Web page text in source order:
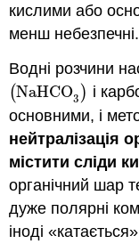
кислими або
менш небезпечні.
Водні розчини
(NaHCO3 )
(NaHCO3 ) і
основними, і
нейтралізація
містити сліди
органічний шар
дуже полярні
іноді